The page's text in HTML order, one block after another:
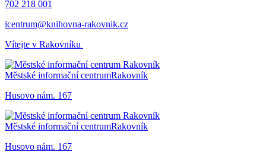
702 218 001
icentrum@knihovna-rakovnik.cz
Vítejte v Rakovníku
Městské informační centrumRakovník
Husovo nám. 167
Městské informační centrumRakovník
Husovo nám. 167